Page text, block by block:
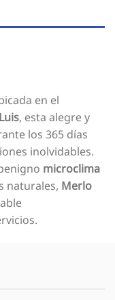
en el
, esta alegre y
los 365 días
inolvidables.
microclima
naturales, Merlo